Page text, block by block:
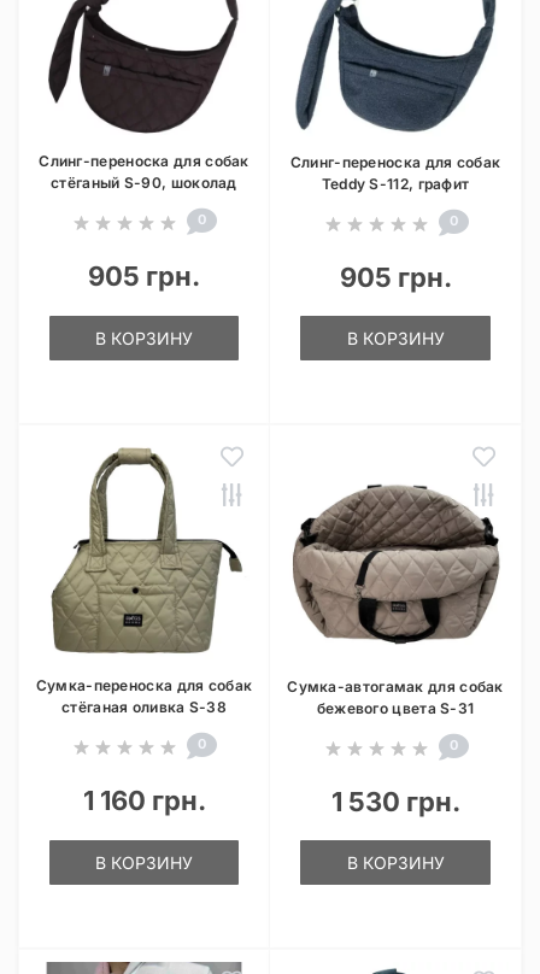
Слинг-переноска для собак
стёганый S-90, шоколад
0
905 грн.
В КОРЗИНУ
Слинг-переноска для собак
Teddy S-112, графит
0
905 грн.
В КОРЗИНУ
Сумка-переноска для собак
стёганая оливка S-38
0
1 160 грн.
В КОРЗИНУ
Сумка-автогамак для собак
бежевого цвета S-31
0
1 530 грн.
В КОРЗИНУ